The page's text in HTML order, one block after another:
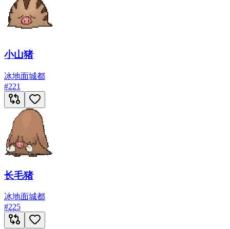
小山猪
冰地面城都
#221
长毛猪
冰地面城都
#225